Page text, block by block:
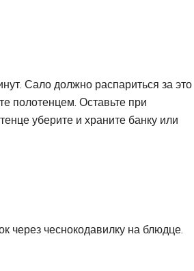
Сало должно распариться за это
полотенцем. Оставьте при
уберите и храните банку или
через чеснокодавилку на блюдце.